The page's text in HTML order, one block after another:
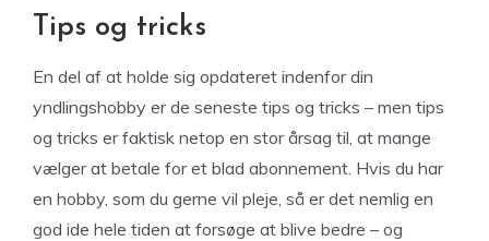
Tips og tricks
En del af at holde sig opdateret indenfor din
yndlingshobby er de seneste tips og tricks – men tips
og tricks er faktisk netop en stor årsag til, at mange
vælger at betale for et blad abonnement. Hvis du har
en hobby, som du gerne vil pleje, så er det nemlig en
god ide hele tiden at forsøge at blive bedre – og